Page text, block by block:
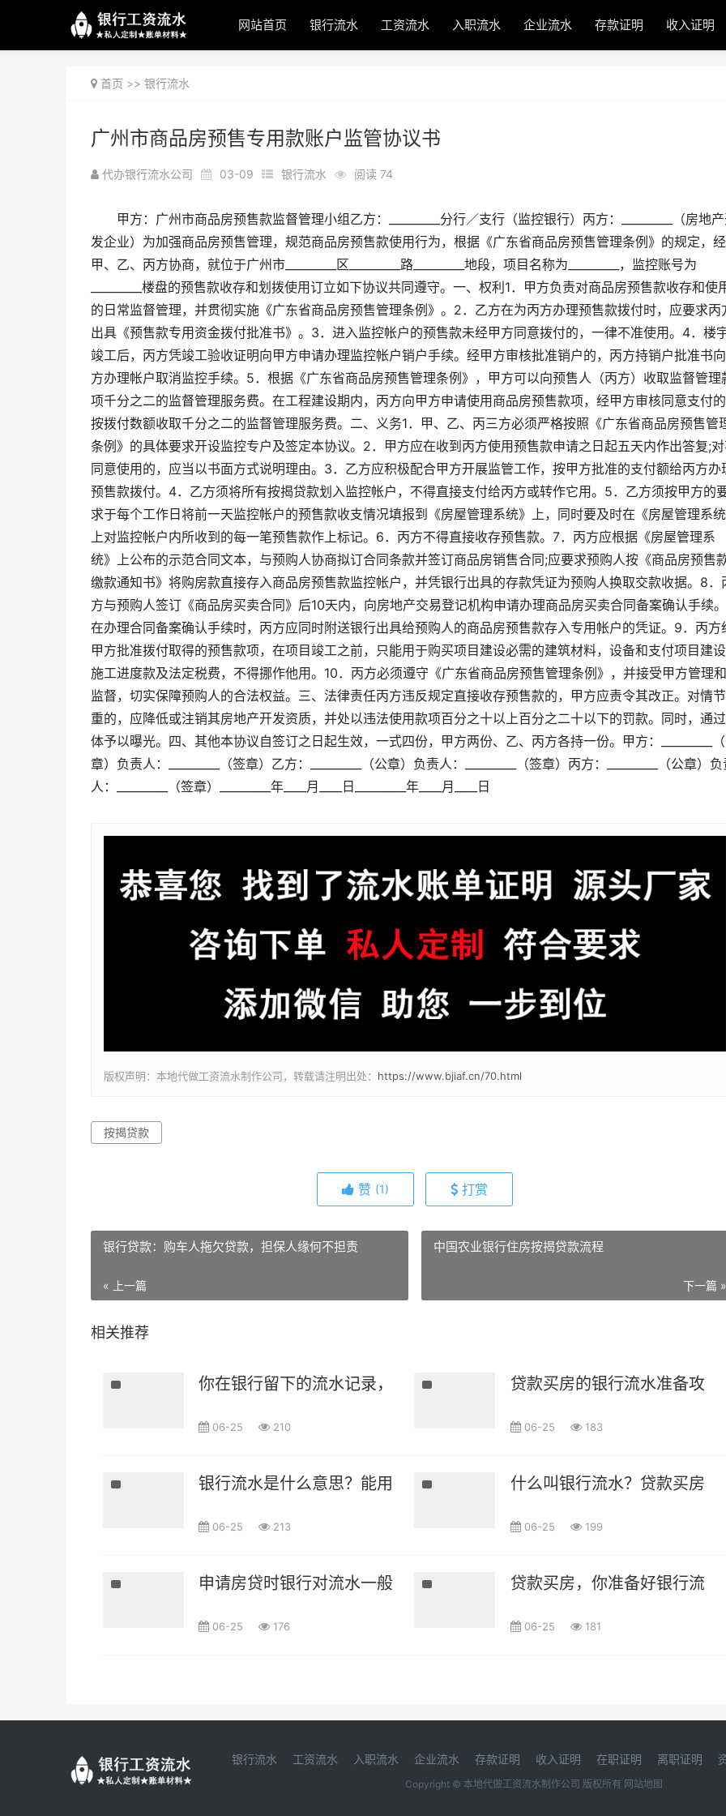
网站首页 银行流水 工资流水 入职流水 企业流水 存款证明 收入证明
首页 >> 银行流水
广州市商品房预售专用款账户监管协议书
代办银行流水公司 03-09 银行流水 阅读 74
甲方：广州市商品房预售款监督管理小组乙方：_________分行／支行（监控银行）丙方：_________（房地
发企业）为加强商品房预售管理，规范商品房预售款使用行为，根据《广东省商品房预售管理条例》的规定，经
甲、乙、丙方协商，就位于广州市_________区_________路_________地段，项目名称为_________，监控账号为
_________楼盘的预售款收存和划拨使用订立如下协议共同遵守。一、权利1．甲方负责对商品房预售款收存和使
的日常监督管理，并贯彻实施《广东省商品房预售管理条例》。2．乙方在为丙方办理预售款拨付时，应要求丙
出具《预售款专用资金拨付批准书》。3．进入监控帐户的预售款未经甲方同意拨付的，一律不准使用。4．楼
竣工后，丙方凭竣工验收证明向甲方申请办理监控帐户销户手续。经甲方审核批准销户的，丙方持销户批准书
方办理帐户取消监控手续。5．根据《广东省商品房预售管理条例》，甲方可以向预售人（丙方）收取监督管理
项千分之二的监督管理服务费。在工程建设期内，丙方向甲方申请使用商品房预售款项，经甲方审核同意支付的
按拨付数额收取千分之二的监督管理服务费。二、义务1．甲、乙、丙三方必须严格按照《广东省商品房预售管
条例》的具体要求开设监控专户及签定本协议。2．甲方应在收到丙方使用预售款申请之日起五天内作出答复;
同意使用的，应当以书面方式说明理由。3．乙方应积极配合甲方开展监管工作，按甲方批准的支付额给丙方办
预售款拨付。4．乙方须将所有按揭贷款划入监控帐户，不得直接支付给丙方或转作它用。5．乙方须按甲方的
求于每个工作日将前一天监控帐户的预售款收支情况填报到《房屋管理系统》上，同时要及时在《房屋管理系统
上对监控帐户内所收到的每一笔预售款作上标记。6．丙方不得直接收存预售款。7．丙方应根据《房屋管理系
统》上公布的示范合同文本，与预购人协商拟订合同条款并签订商品房销售合同;应要求预购人按《商品房预售
缴款通知书》将购房款直接存入商品房预售款监控帐户，并凭银行出具的存款凭证为预购人换取交款收据。8．
方与预购人签订《商品房买卖合同》后10天内，向房地产交易登记机构申请办理商品房买卖合同备案确认手续。
在办理合同备案确认手续时，丙方应同时附送银行出具给预购人的商品房预售款存入专用帐户的凭证。9．丙方
甲方批准拨付取得的预售款项，在项目竣工之前，只能用于购买项目建设必需的建筑材料，设备和支付项目建
施工进度款及法定税费，不得挪作他用。10．丙方必须遵守《广东省商品房预售管理条例》，并接受甲方管理和
监督，切实保障预购人的合法权益。三、法律责任丙方违反规定直接收存预售款的，甲方应责令其改正。对情
重的，应降低或注销其房地产开发资质，并处以违法使用款项百分之十以上百分之二十以下的罚款。同时，通
体予以曝光。四、其他本协议自签订之日起生效，一式四份，甲方两份、乙、丙方各持一份。甲方：_________
章）负责人：_________（签章）乙方：_________（公章）负责人：_________（签章）丙方：_________（公章）负
人：_________（签章）_________年____月____日_________年____月____日
版权声明：本地代做工资流水制作公司，转载请注明出处： https://www.bjiaf.cn/70.html
按揭贷款
赞 (1) 打赏
银行贷款：购车人拖欠贷款，担保人缘何不担责
« 上一篇
中国农业银行住房按揭贷款流程
下一篇 »
相关推荐
你在银行留下的流水记录，比你想象的重要！
06-25 210
贷款买房的银行流水准备攻略
06-25 183
银行流水是什么意思？能用银行流水贷款吗？
06-25 213
什么叫银行流水？贷款买房的
06-25 199
申请房贷时银行对流水一般有什么要求?
06-25 176
贷款买房，你准备好银行流水
06-25 181
银行流水 工资流水 入职流水 企业流水 存款证明 收入证明 在职证明 离职证明
Copyright © 本地代做工资流水制作公司 版权所有 网站地图